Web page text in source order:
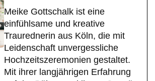
Meike Gottschalk ist eine
einfühlsame und kreative
Traurednerin aus Köln, die mit
Leidenschaft unvergessliche
Hochzeitszeremonien gestaltet.
Mit ihrer langjährigen Erfahrung